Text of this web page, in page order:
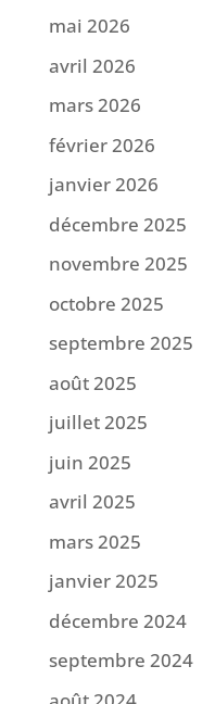
mai 2026
avril 2026
mars 2026
février 2026
janvier 2026
décembre 2025
novembre 2025
octobre 2025
septembre 2025
août 2025
juillet 2025
juin 2025
avril 2025
mars 2025
janvier 2025
décembre 2024
septembre 2024